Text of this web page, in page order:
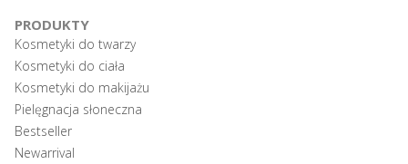
PRODUKTY
Kosmetyki do twarzy
Kosmetyki do ciała
Kosmetyki do makijażu
Pielęgnacja słoneczna
Bestseller
Newarrival